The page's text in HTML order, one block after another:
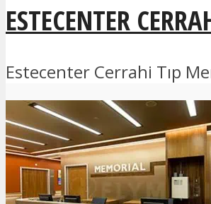
ESTECENTER
Estecenter Cerrahi Tıp